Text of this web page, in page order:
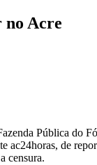
no Acre
Pública
de
censura.